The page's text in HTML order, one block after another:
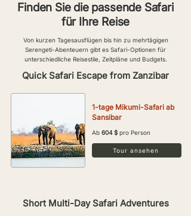
Finden Sie die passende Safari
für Ihre Reise
Von kurzen Tagesausflügen bis hin zu mehrtägigen
Serengeti-Abenteuern gibt es Safari-Optionen für
unterschiedliche Reisestile, Zeitpläne und Budgets.
Quick Safari Escape from Zanzibar
1-tage Mikumi-Safari ab
Sansibar
Ab 604 $pro Person
Tour ansehen
Short Multi-Day Safari Adventures